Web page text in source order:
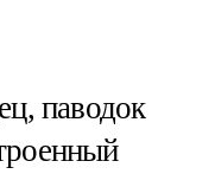
паводок